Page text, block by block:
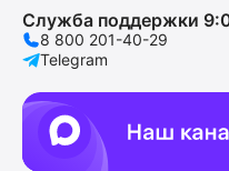
Служба поддержки
8 800 201-40-29
Telegram